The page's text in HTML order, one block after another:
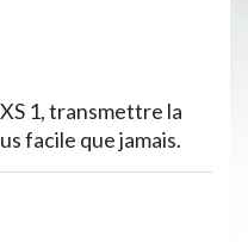
1, transmettre la
facile que jamais.